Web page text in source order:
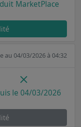
MarketPlace
au 04/03/2026 à 04:32
le 04/03/2026